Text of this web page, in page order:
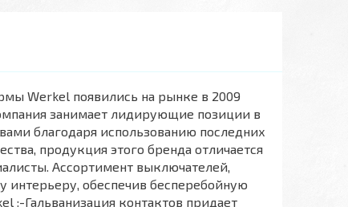
Werkel появились на рынке в 2009
занимает лидирующие позиции в
благодаря использованию последних
продукция этого бренда отличается
Ассортимент выключателей,
интерьеру, обеспечив бесперебойную
:-Гальванизация контактов придает